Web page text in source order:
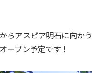
らアスピア明石に向か
ープン予定です！